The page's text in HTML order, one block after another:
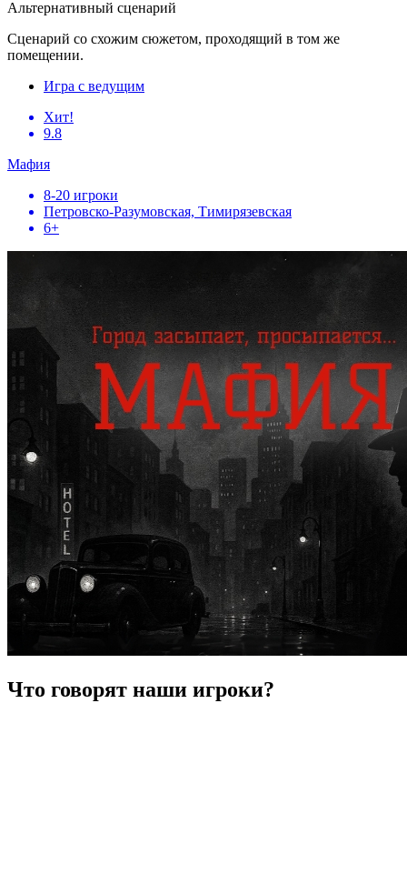
Альтернативный сценарий
Сценарий со схожим сюжетом, проходящий в том же
помещении.
Игра с ведущим
Хит!
9.8
Мафия
8-20 игроки
Петровско-Разумовская, Тимирязевская
6+
Что говорят наши игроки?